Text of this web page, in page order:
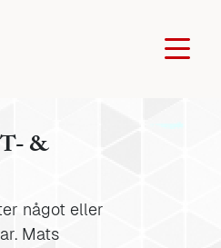
&
något eller
Mats